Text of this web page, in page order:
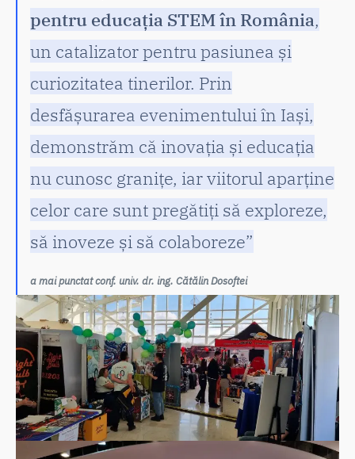
pentru educația STEM în România,
un catalizator pentru pasiunea și
curiozitatea tinerilor. Prin
desfășurarea evenimentului în Iași,
demonstrăm că inovația și educația
nu cunosc granițe, iar viitorul aparține
celor care sunt pregătiți să exploreze,
să inoveze și să colaboreze”
a mai punctat conf. univ. dr. ing. Cătălin Dosoftei